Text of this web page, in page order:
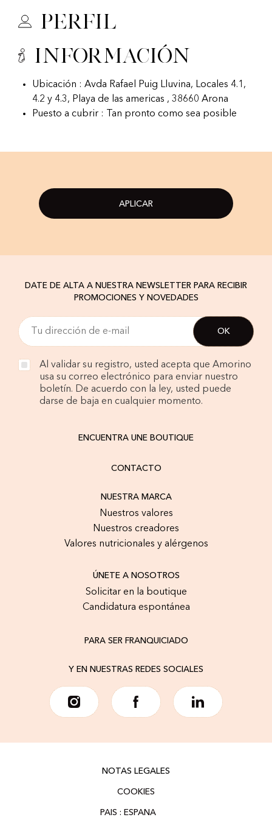
Perfil
Información
Ubicación : Avda Rafael Puig Lluvina, Locales 4.1,
4.2 y 4.3, Playa de las americas , 38660 Arona
Puesto a cubrir : Tan pronto como sea posible
APLICAR
DATE DE ALTA A NUESTRA NEWSLETTER PARA RECIBIR
PROMOCIONES Y NOVEDADES
Al validar su registro, usted acepta que Amorino
usa su correo electrónico para enviar nuestro
boletín. De acuerdo con la ley, usted puede
darse de baja en cualquier momento.
ENCUENTRA UNE BOUTIQUE
CONTACTO
NUESTRA MARCA
Nuestros valores
Nuestros creadores
Valores nutricionales y alérgenos
ÚNETE A NOSOTROS
Solicitar en la boutique
Candidatura espontánea
PARA SER FRANQUICIADO
Y EN NUESTRAS REDES SOCIALES
NOTAS LEGALES
COOKIES